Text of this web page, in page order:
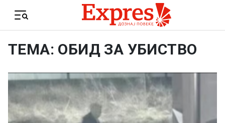
Menu
ТЕМА: ОБИД ЗА УБИСТВО